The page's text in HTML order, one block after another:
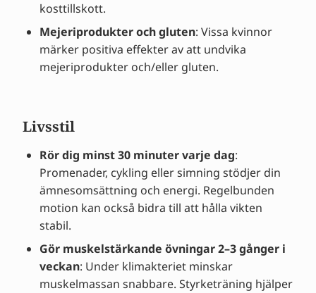
kosttillskott.
Mejeriprodukter och gluten: Vissa kvinnor
märker positiva effekter av att undvika
mejeriprodukter och/eller gluten.
Livsstil
Rör dig minst 30 minuter varje dag:
Promenader, cykling eller simning stödjer din
ämnesomsättning och energi. Regelbunden
motion kan också bidra till att hålla vikten
stabil.
Gör muskelstärkande övningar 2–3 gånger i
veckan: Under klimakteriet minskar
muskelmassan snabbare. Styrketräning hjälper